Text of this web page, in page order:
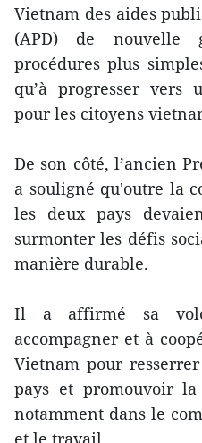
Vietnam des aides
(APD) de nouvelle
procédures plus
qu’à progresser vers
pour les citoyens
De son côté, l’ancien
a souligné qu'outre la
les deux pays
surmonter les défis
manière durable.
Il a affirmé sa
accompagner et à
Vietnam pour
pays et promouvoir
notamment dans le
et le travail.